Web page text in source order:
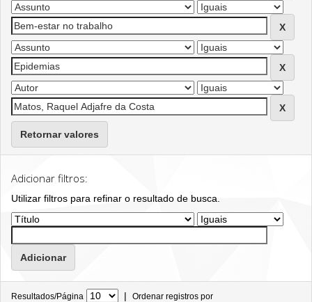
Retornar valores
Adicionar filtros:
Utilizar filtros para refinar o resultado de busca.
Resultados/Página | Ordenar registros por